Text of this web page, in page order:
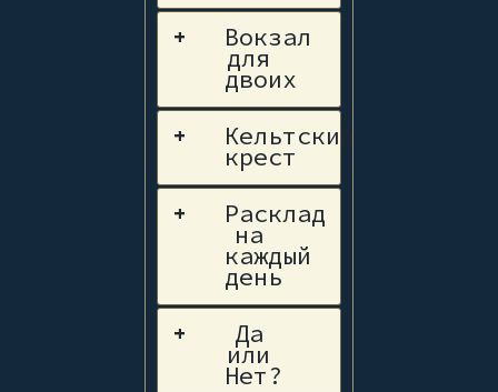
+ Вокзал
для
двоих
+ Кельтский
крест
+ Расклад
на
каждый
день
+ Да
или
Нет?